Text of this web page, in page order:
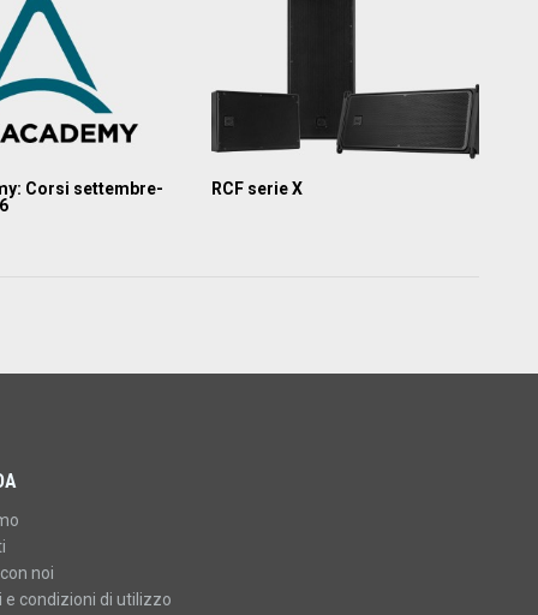
Corsi settembre-
RCF serie X
noi
e condizioni di utilizzo